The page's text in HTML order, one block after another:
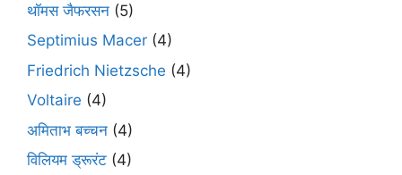
थॉमस जैफरसन (5)
Septimius Macer (4)
Friedrich Nietzsche (4)
Voltaire (4)
अमिताभ बच्चन (4)
विलियम ड्रूरंट (4)